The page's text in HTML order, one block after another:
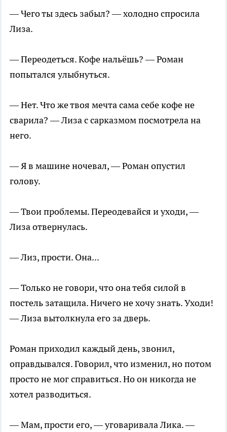
— Чего ты здесь забыл? — холодно спросила
Лиза.
— Переодеться. Кофе нальёшь? — Роман
попытался улыбнуться.
— Нет. Что же твоя мечта сама себе кофе не
сварила? — Лиза с сарказмом посмотрела на
него.
— Я в машине ночевал, — Роман опустил
голову.
— Твои проблемы. Переодевайся и уходи, —
Лиза отвернулась.
— Лиз, прости. Она...
— Только не говори, что она тебя силой в
постель затащила. Ничего не хочу знать. Уходи!
— Лиза вытолкнула его за дверь.
Роман приходил каждый день, звонил,
оправдывался. Говорил, что изменил, но потом
просто не мог справиться. Но он никогда не
хотел разводиться.
— Мам, прости его, — уговаривала Лика. —